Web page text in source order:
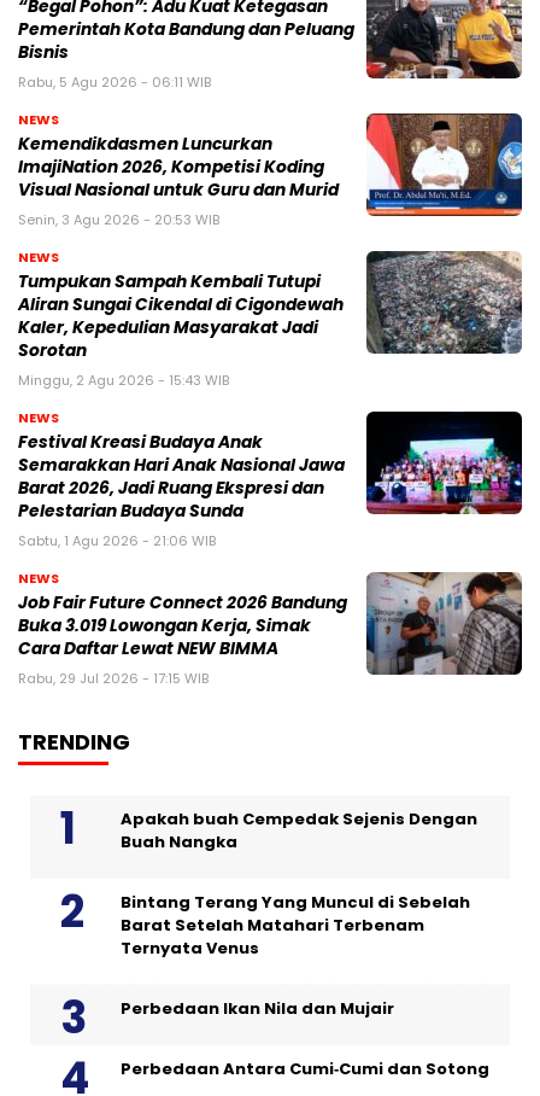
“Begal Pohon”: Adu Kuat Ketegasan
Pemerintah Kota Bandung dan Peluang
Bisnis
Rabu, 5 Agu 2026 - 06:11 WIB
NEWS
Kemendikdasmen Luncurkan
ImajiNation 2026, Kompetisi Koding
Visual Nasional untuk Guru dan Murid
Senin, 3 Agu 2026 - 20:53 WIB
NEWS
Tumpukan Sampah Kembali Tutupi
Aliran Sungai Cikendal di Cigondewah
Kaler, Kepedulian Masyarakat Jadi
Sorotan
Minggu, 2 Agu 2026 - 15:43 WIB
NEWS
Festival Kreasi Budaya Anak
Semarakkan Hari Anak Nasional Jawa
Barat 2026, Jadi Ruang Ekspresi dan
Pelestarian Budaya Sunda
Sabtu, 1 Agu 2026 - 21:06 WIB
NEWS
Job Fair Future Connect 2026 Bandung
Buka 3.019 Lowongan Kerja, Simak
Cara Daftar Lewat NEW BIMMA
Rabu, 29 Jul 2026 - 17:15 WIB
TRENDING
Apakah buah Cempedak Sejenis Dengan
Buah Nangka
Bintang Terang Yang Muncul di Sebelah
Barat Setelah Matahari Terbenam
Ternyata Venus
Perbedaan Ikan Nila dan Mujair
Perbedaan Antara Cumi‑Cumi dan Sotong